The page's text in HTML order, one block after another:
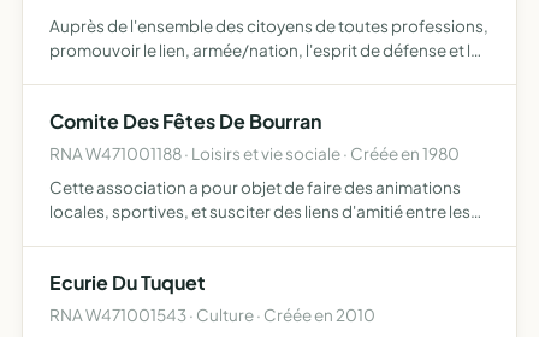
Auprès de l'ensemble des citoyens de toutes professions,
promouvoir le lien, armée/nation, l'esprit de défense et le
Comite Des Fêtes De Bourran
RNA W471001188 · Loisirs et vie sociale · Créée en 1980
Cette association a pour objet de faire des animations
locales, sportives, et susciter des liens d'amitié entre les
Ecurie Du Tuquet
RNA W471001543 · Culture · Créée en 2010